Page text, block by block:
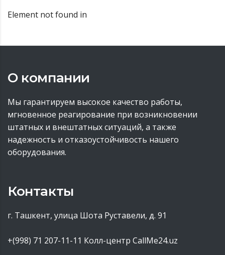
Element not found in
О компании
Мы гарантируем высокое качество работы,
мгновенное реагирование при возникновении
штатных и внештатных ситуаций, а также
надежность и отказоустойчивость нашего
оборудования.
Контакты
г. Ташкент, улица Шота Руставели, д. 91
+(998) 71 207-11-11 Колл-центр CallMe24.uz